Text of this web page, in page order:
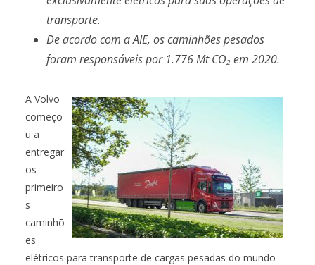
transporte.
De acordo com a AIE, os caminhões pesados
foram responsáveis por 1.776 Mt CO2 em 2020.
A Volvo
começo
u a
entregar
os
primeiro
s
caminhõ
es
elétricos para transporte de cargas pesadas do mundo